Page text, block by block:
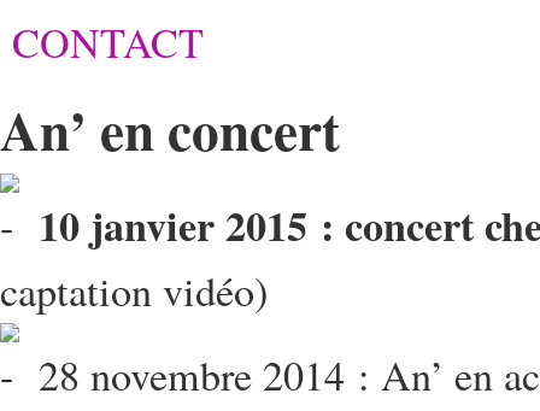
CONTACT
An’ en concert
10 janvier 2015 : concert
captation vidéo)
28 novembre 2014 : An’ en